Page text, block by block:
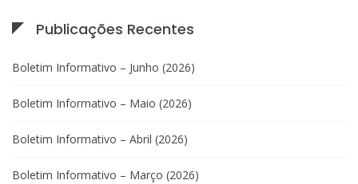
Publicações Recentes
Boletim Informativo – Junho (2026)
Boletim Informativo – Maio (2026)
Boletim Informativo – Abril (2026)
Boletim Informativo – Março (2026)